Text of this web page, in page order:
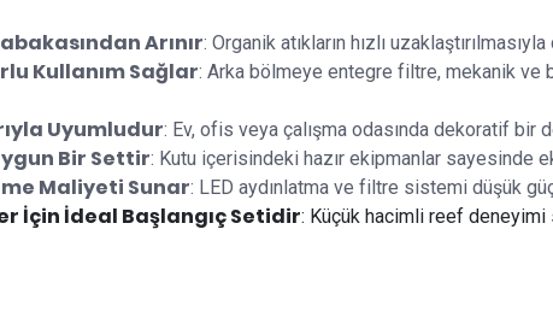
Arınır: Organik atıkların hızlı
Kullanım Sağlar: Arka bölmeye entegre filtre, mekanik
Uyumludur: Ev, ofis veya çalışma odasında dekoratif
Bir Settir: Kutu içerisindeki hazır ekipmanlar sayesinde
Maliyeti Sunar: LED aydınlatma ve filtre sistemi düşük
İçin İdeal Başlangıç Setidir: Küçük hacimli reef deneyimi